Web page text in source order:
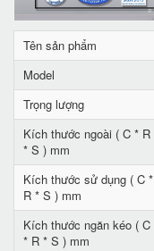
Tên sản phẩm
Model
Trọng lượng
Kích thước ngoài ( C * R
* S ) mm
Kích thước sử dụng ( C *
R * S ) mm
Kích thước ngăn kéo ( C
* R * S ) mm